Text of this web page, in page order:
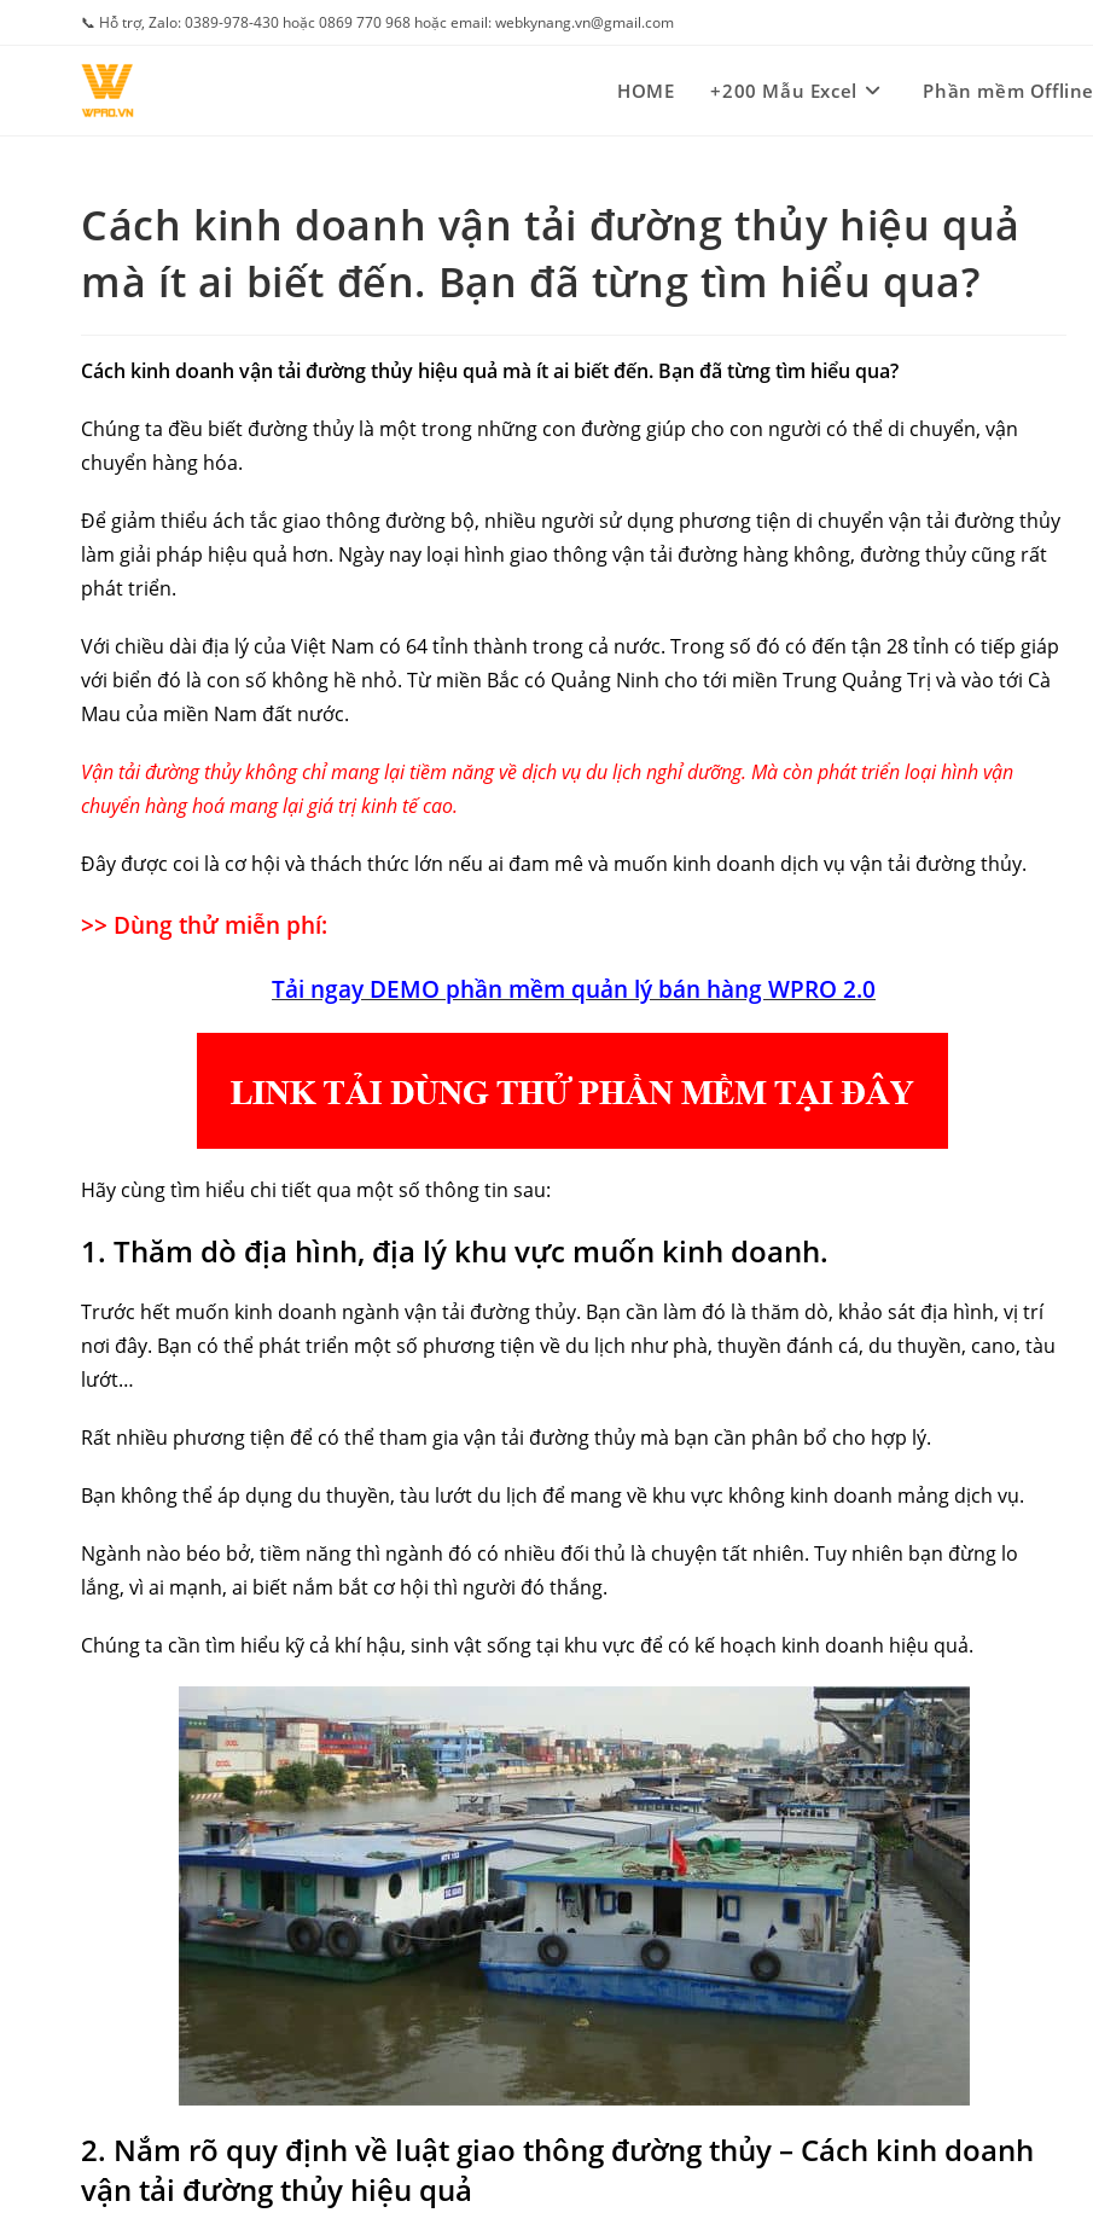
📞 Hỗ trợ, Zalo: 0389-978-430 hoặc 0869 770 968 hoặc email: webkynang.vn@gmail.com
HOME +200 Mẫu Excel Phần mềm Offline
Cách kinh doanh vận tải đường thủy hiệu quả
mà ít ai biết đến. Bạn đã từng tìm hiểu qua?
Cách kinh doanh vận tải đường thủy hiệu quả mà ít ai biết đến. Bạn đã từng tìm hiểu qua?
Chúng ta đều biết đường thủy là một trong những con đường giúp cho con người có thể di chuyển, vận
chuyển hàng hóa.
Để giảm thiểu ách tắc giao thông đường bộ, nhiều người sử dụng phương tiện di chuyển vận tải đường thủy
làm giải pháp hiệu quả hơn. Ngày nay loại hình giao thông vận tải đường hàng không, đường thủy cũng rất
phát triển.
Với chiều dài địa lý của Việt Nam có 64 tỉnh thành trong cả nước. Trong số đó có đến tận 28 tỉnh có tiếp giáp
với biển đó là con số không hề nhỏ. Từ miền Bắc có Quảng Ninh cho tới miền Trung Quảng Trị và vào tới Cà
Mau của miền Nam đất nước.
Vận tải đường thủy không chỉ mang lại tiềm năng về dịch vụ du lịch nghỉ dưỡng. Mà còn phát triển loại hình vận
chuyển hàng hoá mang lại giá trị kinh tế cao.
Đây được coi là cơ hội và thách thức lớn nếu ai đam mê và muốn kinh doanh dịch vụ vận tải đường thủy.
>> Dùng thử miễn phí:
Tải ngay DEMO phần mềm quản lý bán hàng WPRO 2.0
Hãy cùng tìm hiểu chi tiết qua một số thông tin sau:
1. Thăm dò địa hình, địa lý khu vực muốn kinh doanh.
Trước hết muốn kinh doanh ngành vận tải đường thủy. Bạn cần làm đó là thăm dò, khảo sát địa hình, vị trí
nơi đây. Bạn có thể phát triển một số phương tiện về du lịch như phà, thuyền đánh cá, du thuyền, cano, tàu
lướt…
Rất nhiều phương tiện để có thể tham gia vận tải đường thủy mà bạn cần phân bổ cho hợp lý.
Bạn không thể áp dụng du thuyền, tàu lướt du lịch để mang về khu vực không kinh doanh mảng dịch vụ.
Ngành nào béo bở, tiềm năng thì ngành đó có nhiều đối thủ là chuyện tất nhiên. Tuy nhiên bạn đừng lo
lắng, vì ai mạnh, ai biết nắm bắt cơ hội thì người đó thắng.
Chúng ta cần tìm hiểu kỹ cả khí hậu, sinh vật sống tại khu vực để có kế hoạch kinh doanh hiệu quả.
2. Nắm rõ quy định về luật giao thông đường thủy – Cách kinh doanh
vận tải đường thủy hiệu quả